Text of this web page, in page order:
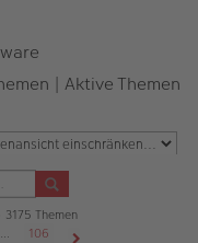
| Aktive Themen
3175 Themen
…
106